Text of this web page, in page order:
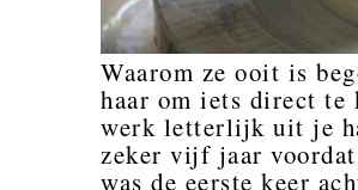
Waarom ze ooit is
haar om iets direct te
werk letterlijk uit je
zeker vijf jaar
was de eerste keer